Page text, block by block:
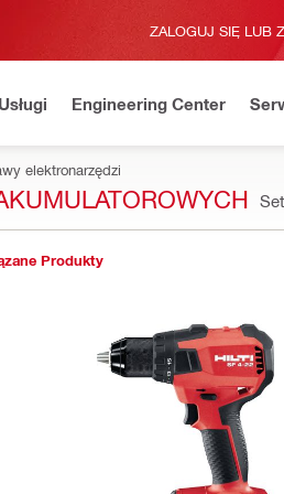
ZALOGUJ SIĘ LUB
Usługi Engineering Center
elektronarzędzi
Produkty